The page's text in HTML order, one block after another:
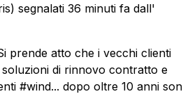
segnalati 36 minuti fa dall'
prende atto che i vecchi clienti
di rinnovo contratto e
#wind... dopo oltre 10 anni son